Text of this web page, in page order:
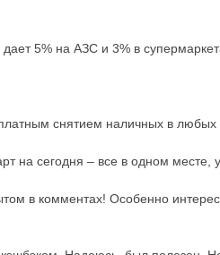
дает 5% на АЗС и 3% в
снятием наличных в
на сегодня – все в одном месте,
в комментах! Особенно